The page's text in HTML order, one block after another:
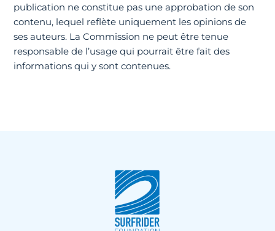
publication ne constitue pas une approbation de son
contenu, lequel reflète uniquement les opinions de
ses auteurs. La Commission ne peut être tenue
responsable de l’usage qui pourrait être fait des
informations qui y sont contenues.